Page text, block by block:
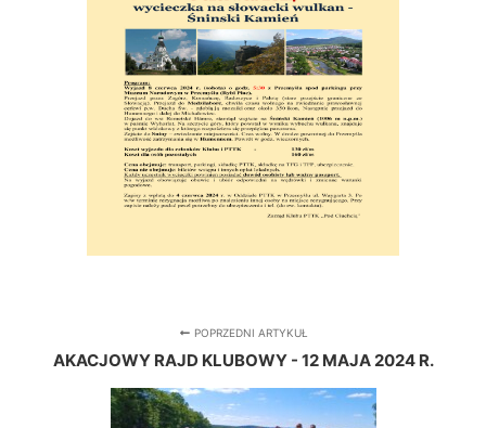
POPRZEDNI ARTYKUŁ
AKACJOWY RAJD KLUBOWY - 12 MAJA 2024 R.